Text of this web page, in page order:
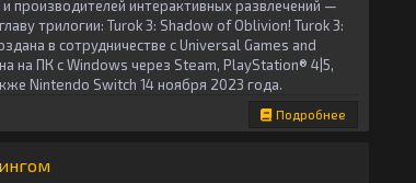
производителей интерактивных развлечений —
трилогии: Turok 3: Shadow of Oblivion! Turok 3:
в сотрудничестве с Universal Games and
на ПК с Windows через Steam, PlayStation® 4|5,
Nintendo Switch 14 ноября 2023 года.
Подробнее